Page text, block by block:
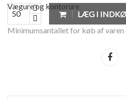
Vægure og kontorure
LÆG I
Minimumsantallet for køb af varen